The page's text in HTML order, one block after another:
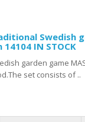
Swedish
IN STOCK
garden game
set consists of ..